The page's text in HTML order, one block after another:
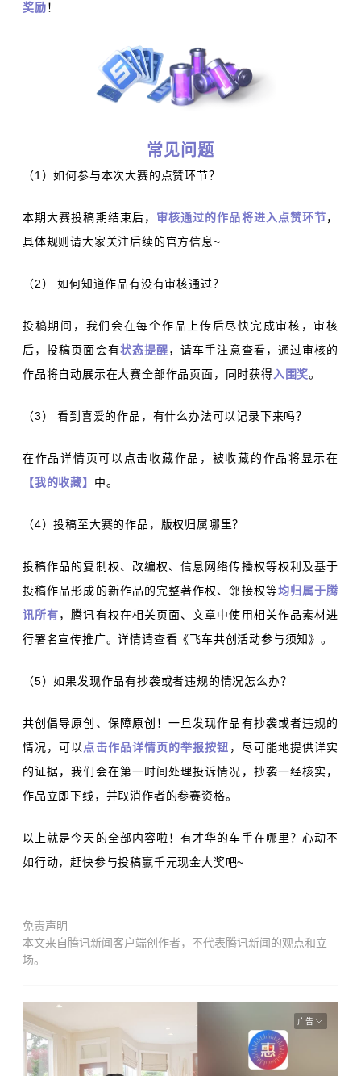
奖励！
常见问题
（1）如何参与本次大赛的点赞环节？
本期大赛投稿期结束后， 审核通过的作品将进入点赞环节，
具体规则请大家关注后续的官方信息~
（2） 如何知道作品有没有审核通过？
投稿期间，我们会在每个作品上传后尽快完成审核，审核
后，投稿页面会有状态提醒，请车手注意查看，通过审核的
作品将自动展示在大赛全部作品页面，同时获得入围奖。
（3） 看到喜爱的作品，有什么办法可以记录下来吗？
在作品详情页可以点击收藏作品，被收藏的作品将显示在
【我的收藏】 中。
（4）投稿至大赛的作品，版权归属哪里？
投稿作品的复制权、改编权、信息网络传播权等权利及基于
投稿作品形成的新作品的完整著作权、邻接权等均归属于腾
讯所有，腾讯有权在相关页面、文章中使用相关作品素材进
行署名宣传推广。详情请查看《飞车共创活动参与须知》。
（5）如果发现作品有抄袭或者违规的情况怎么办？
共创倡导原创、保障原创！一旦发现作品有抄袭或者违规的
情况，可以 点击作品详情页的举报按钮 ，尽可能地提供详实
的证据，我们会在第一时间处理投诉情况，抄袭一经核实，
作品立即下线，并取消作者的参赛资格。
以上就是今天的全部内容啦！有才华的车手在哪里？心动不
如行动，赶快参与投稿赢千元现金大奖吧~
免责声明
本文来自腾讯新闻客户端创作者，不代表腾讯新闻的观点和立
场。
广告